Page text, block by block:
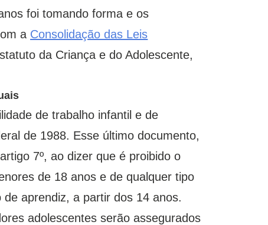
foi tomando forma e os
a Consolidação das Leis
da Criança e do Adolescente,
de trabalho infantil e de
de 1988. Esse último documento,
7º, ao dizer que é proibido o
de 18 anos e de qualquer tipo
aprendiz, a partir dos 14 anos.
adolescentes serão assegurados